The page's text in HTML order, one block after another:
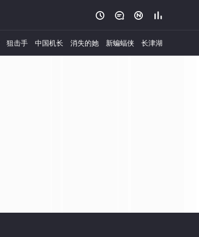
   
狙击手 中国机长 消失的她 新蝙蝠侠 长津湖